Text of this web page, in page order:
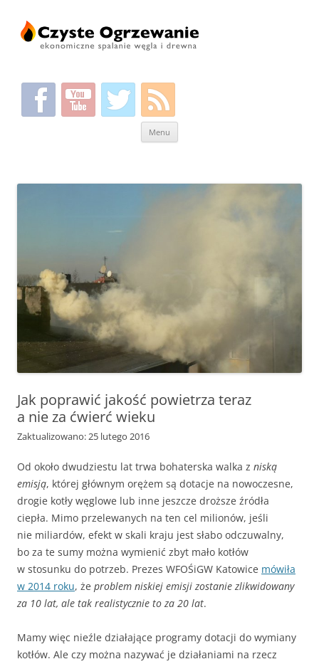
Menu
Jak poprawić jakość powietrza teraz
a nie za ćwierć wieku
Zaktualizowano: 25 lutego 2016
Od około dwudziestu lat trwa bohaterska walka z niską
emisją, której głównym orężem są dotacje na nowoczesne,
drogie kotły węglowe lub inne jeszcze droższe źródła
ciepła. Mimo przelewanych na ten cel milionów, jeśli
nie miliardów, efekt w skali kraju jest słabo odczuwalny,
bo za te sumy można wymienić zbyt mało kotłów
w stosunku do potrzeb. Prezes WFOŚiGW Katowice mówiła
w 2014 roku, że problem niskiej emisji zostanie zlikwidowany
za 10 lat, ale tak realistycznie to za 20 lat.
Mamy więc nieźle działające programy dotacji do wymiany
kotłów. Ale czy można nazywać je działaniami na rzecz